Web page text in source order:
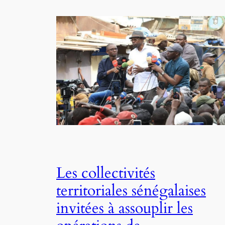
Les collectivités
territoriales sénégalaises
invitées à assouplir les